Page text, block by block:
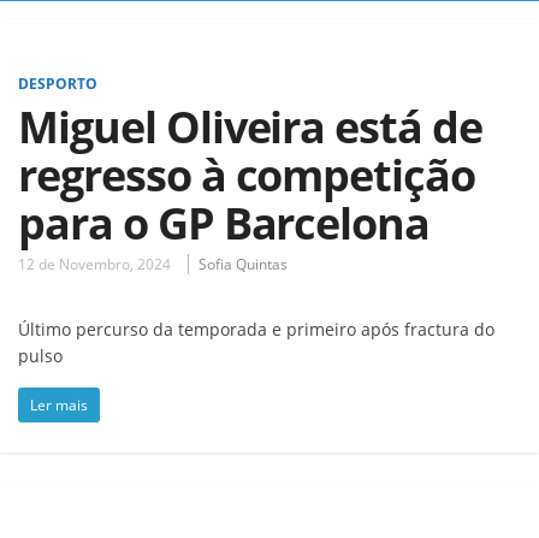
DESPORTO
Miguel Oliveira está de
regresso à competição
para o GP Barcelona
12 de Novembro, 2024 Sofia Quintas
Último percurso da temporada e primeiro após fractura do
pulso
Ler mais